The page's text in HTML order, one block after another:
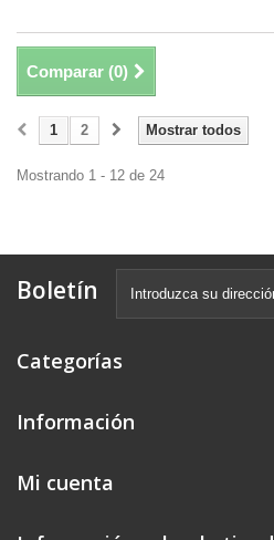
Comparar (0)
Mostrar todos
1 2
Mostrando 1 - 12 de 24
Boletín
Categorías
Información
Mi cuenta